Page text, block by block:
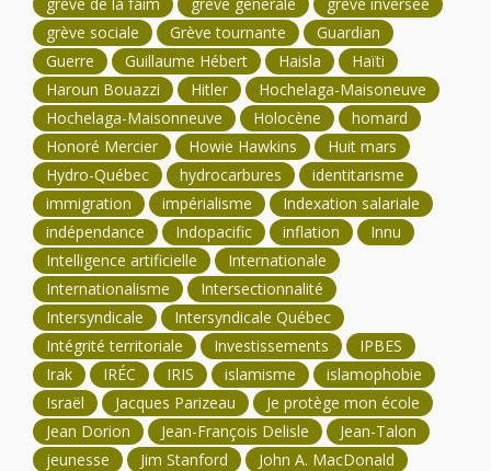
grève sociale
Grève tournante
Guardian
Guerre
Guillaume Hébert Haisla
Haïti
Haroun Bouazzi
Hitler
Hochelaga-Maisoneuve
Hochelaga-Maisonneuve
Holocène
homard
Honoré Mercier
Howie Hawkins
Huit mars
Hydro-Québec
hydrocarbures
identitarisme
immigration
impérialisme
Indexation salariale
indépendance
Indopacific inflation
Innu
Intelligence artificielle
Internationale
Internationalisme
Intersectionnalité
Intersyndicale
Intersyndicale Québec
Intégrité territoriale
Investissements
IPBES
Irak
IRÉC IRIS islamisme
islamophobie
Israël
Jacques Parizeau
Je protège mon école
Jean Dorion
Jean-François Delisle
Jean-Talon
jeunesse
Jim Stanford John A. MacDonald